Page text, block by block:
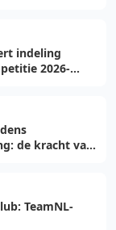
indeling
2026-
de kracht van
TeamNL-